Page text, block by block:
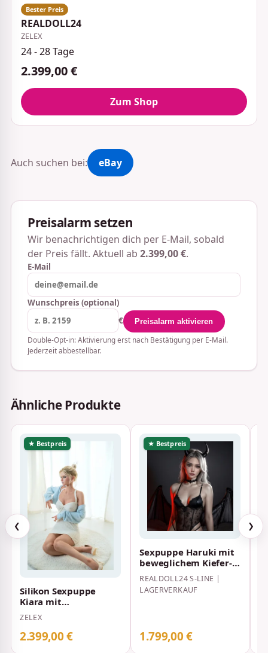
REALDOLL24
ZELEX
24 - 28 Tage
2.399,00 €
Zum Shop
Auch suchen bei: eBay
Preisalarm setzen
Wir benachrichtigen dich per E-Mail, sobald
der Preis fällt. Aktuell ab 2.399,00 €.
E-Mail
Wunschpreis (optional)
€
Preisalarm aktivieren
Double-Opt-in: Aktivierung erst nach Bestätigung per E-Mail.
Jederzeit abbestellbar.
Ähnliche Produkte
❮
★ Bestpreis
Silikon Sexpuppe
Kiara mit
beweglichem Kiefer
ZELEX
2.399,00 €
★ Bestpreis
Sexpuppe Haruki mit
beweglichem Kiefer-
173 cm C Cup, inkl. Gel
gefüllt…
REALDOLL24 S-LINE |
LAGERVERKAUF
1.799,00 €
❯